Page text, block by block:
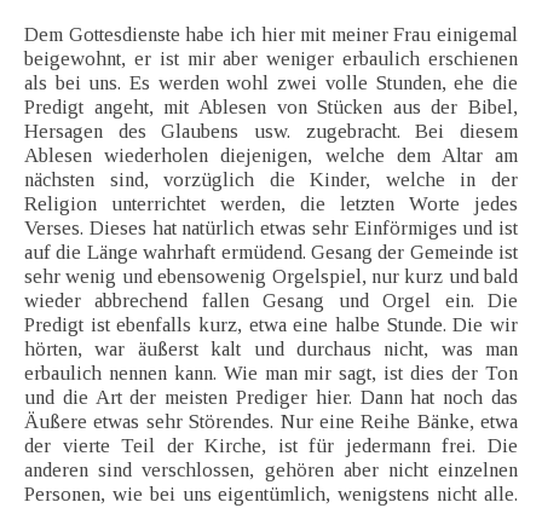
Dem Gottesdienste habe ich hier mit meiner Frau einigemal
beigewohnt, er ist mir aber weniger erbaulich erschienen
als bei uns. Es werden wohl zwei volle Stunden, ehe die
Predigt angeht, mit Ablesen von Stücken aus der Bibel,
Hersagen des Glaubens usw. zugebracht. Bei diesem
Ablesen wiederholen diejenigen, welche dem Altar am
nächsten sind, vorzüglich die Kinder, welche in der
Religion unterrichtet werden, die letzten Worte jedes
Verses. Dieses hat natürlich etwas sehr Einförmiges und ist
auf die Länge wahrhaft ermüdend. Gesang der Gemeinde ist
sehr wenig und ebensowenig Orgelspiel, nur kurz und bald
wieder abbrechend fallen Gesang und Orgel ein. Die
Predigt ist ebenfalls kurz, etwa eine halbe Stunde. Die wir
hörten, war äußerst kalt und durchaus nicht, was man
erbaulich nennen kann. Wie man mir sagt, ist dies der Ton
und die Art der meisten Prediger hier. Dann hat noch das
Äußere etwas sehr Störendes. Nur eine Reihe Bänke, etwa
der vierte Teil der Kirche, ist für jedermann frei. Die
anderen sind verschlossen, gehören aber nicht einzelnen
Personen, wie bei uns eigentümlich, wenigstens nicht alle.